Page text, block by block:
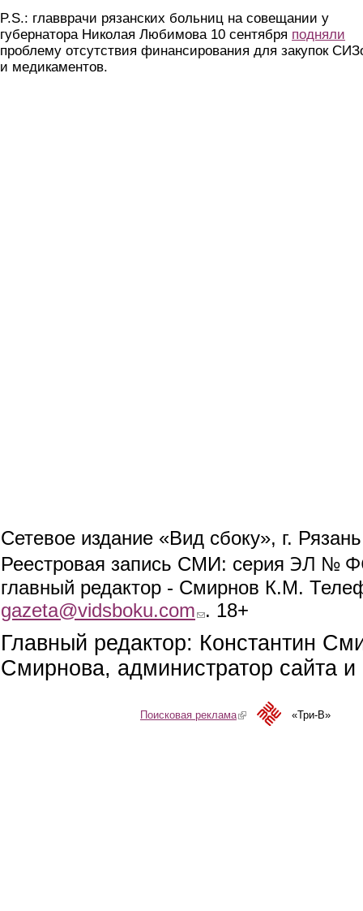
P.S.: главврачи рязанских больниц на совещании у
губернатора Николая Любимова 10 сентября подняли
проблему отсутствия финансирования для закупок
и медикаментов.
Сетевое издание «Вид сбоку», г.
Реестровая запись СМИ: серия ЭЛ №
главный редактор - Смирнов К.М.
gazeta@vidsboku.com (link sends e-mail)
. 18+
Главный редактор: Константин
Смирнова, администратор сайта
Поисковая реклама(link is external)«Три-В»